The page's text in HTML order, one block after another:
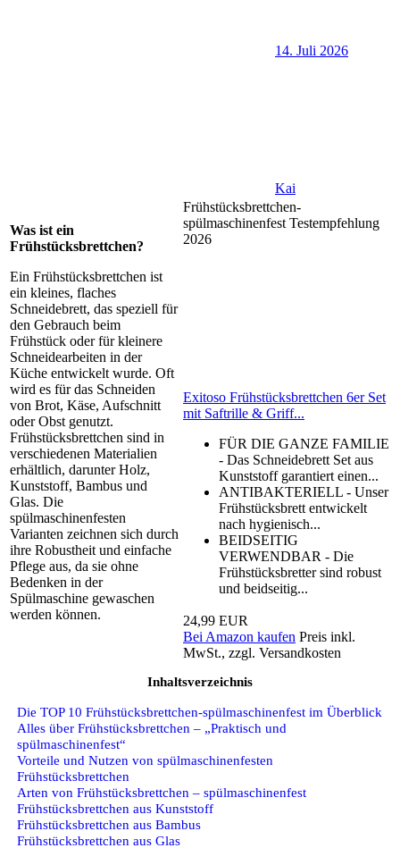
14. Juli 2026
Kai
Was ist ein
Frühstücksbrettchen?
Ein Frühstücksbrettchen ist
ein kleines, flaches
Schneidebrett, das speziell für
den Gebrauch beim
Frühstück oder für kleinere
Schneidearbeiten in der
Küche entwickelt wurde. Oft
wird es für das Schneiden
von Brot, Käse, Aufschnitt
oder Obst genutzt.
Frühstücksbrettchen sind in
verschiedenen Materialien
erhältlich, darunter Holz,
Kunststoff, Bambus und
Glas. Die
spülmaschinenfesten
Varianten zeichnen sich durch
ihre Robustheit und einfache
Pflege aus, da sie ohne
Bedenken in der
Spülmaschine gewaschen
werden können.
Frühstücksbrettchen-
spülmaschinenfest Testempfehlung
2026
Exitoso Frühstücksbrettchen 6er Set
mit Saftrille & Griff...
FÜR DIE GANZE FAMILIE
- Das Schneidebrett Set aus
Kunststoff garantiert einen...
ANTIBAKTERIELL - Unser
Frühstücksbrett entwickelt
nach hygienisch...
BEIDSEITIG
VERWENDBAR - Die
Frühstücksbretter sind robust
und beidseitig...
24,99 EUR
Bei Amazon kaufen Preis inkl.
MwSt., zzgl. Versandkosten
Inhaltsverzeichnis
Die TOP 10 Frühstücksbrettchen-spülmaschinenfest im Überblick
Alles über Frühstücksbrettchen – „Praktisch und
spülmaschinenfest“
Vorteile und Nutzen von spülmaschinenfesten
Frühstücksbrettchen
Arten von Frühstücksbrettchen – spülmaschinenfest
Frühstücksbrettchen aus Kunststoff
Frühstücksbrettchen aus Bambus
Frühstücksbrettchen aus Glas